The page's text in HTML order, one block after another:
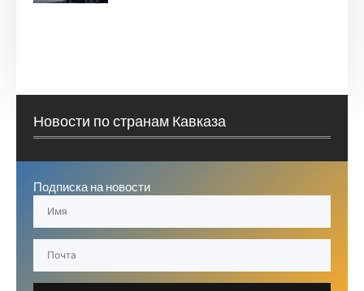
Новости по странам Кавказа
Подписка на новости